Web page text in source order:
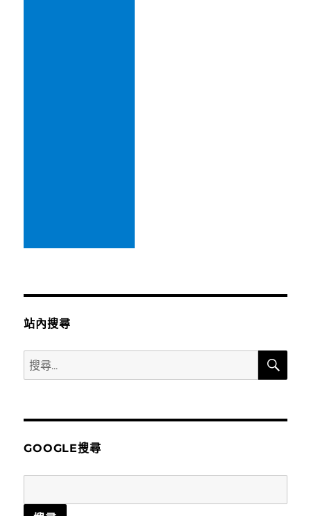
站內搜尋
搜
尋
鍵
搜
GOOGLE搜尋